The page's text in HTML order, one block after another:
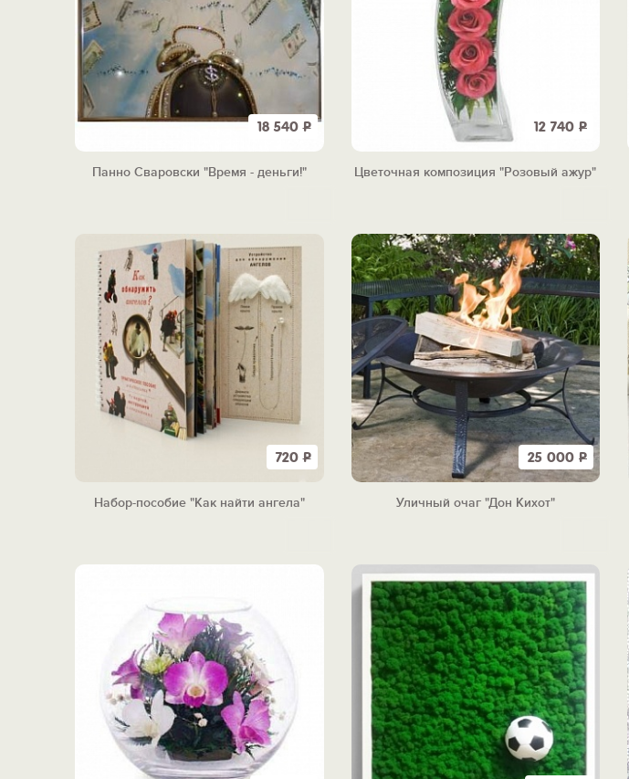
18 540Р
Панно Сваровски "Время - деньги!"
12 740 Р
Цветочная композиция "Розовый ажур"
720Р
Набор-пособие "Как найти ангела"
25 000 Р
Уличный очаг "Дон Кихот"